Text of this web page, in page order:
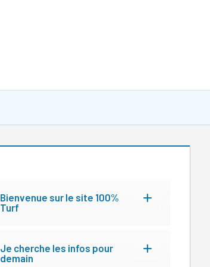
Bienvenue sur le site 100%
Turf
Je cherche les infos pour
demain